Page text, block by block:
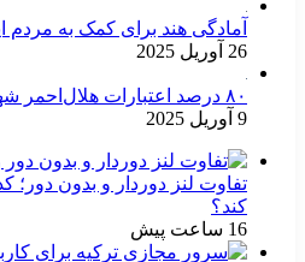
آمادگی هند برای کمک به مردم
26 آوریل 2025
۸۰ درصد اعتبارات هلال‌احمر شهرستان دشتی تخصیص یافت
9 آوریل 2025
تفاوت لنز دوردار و بدون
کند؟
16 ساعت پیش